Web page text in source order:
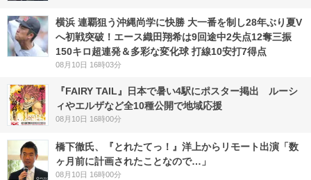
横浜 連覇狙う沖縄尚学に快勝 大一番を制し28年ぶり夏V
へ初戦突破！エース織田翔希は9回途中2失点12奪三振
150キロ超連発＆多彩な変化球 打線10安打7得点
08月10日 16時03分
『FAIRY TAIL』日本で暑い4駅にポスター掲出 ルーシ
ィやエルザなど全10種公開で地域応援
08月10日 16時00分
橋下徹氏、『とれたてっ！』洋上からリモート出演「数
ヶ月前に計画されたことなので…」
08月10日 16時00分